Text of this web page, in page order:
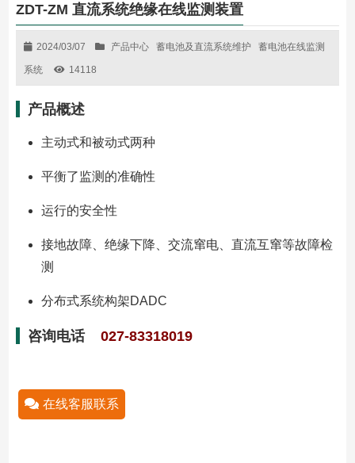
ZDT-ZM 直流系统绝缘在线监测装置
2024/03/07 产品中心 蓄电池及直流系统维护 蓄电池在线监测
系统 14118
产品概述
主动式和被动式两种
平衡了监测的准确性
运行的安全性
接地故障、绝缘下降、交流窜电、直流互窜等故障检
测
分布式系统构架DADC
咨询电话 027-83318019
在线客服联系